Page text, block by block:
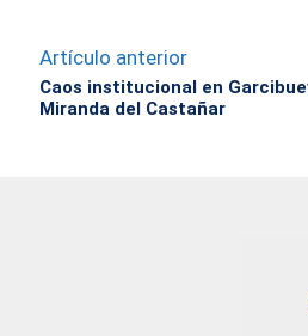
Artículo anterior
Caos institucional en
Miranda del Castañar